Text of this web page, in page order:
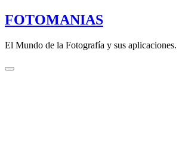
Saltar
al
FOTOMANIAS
El Mundo de la Fotografía y sus aplicaciones.